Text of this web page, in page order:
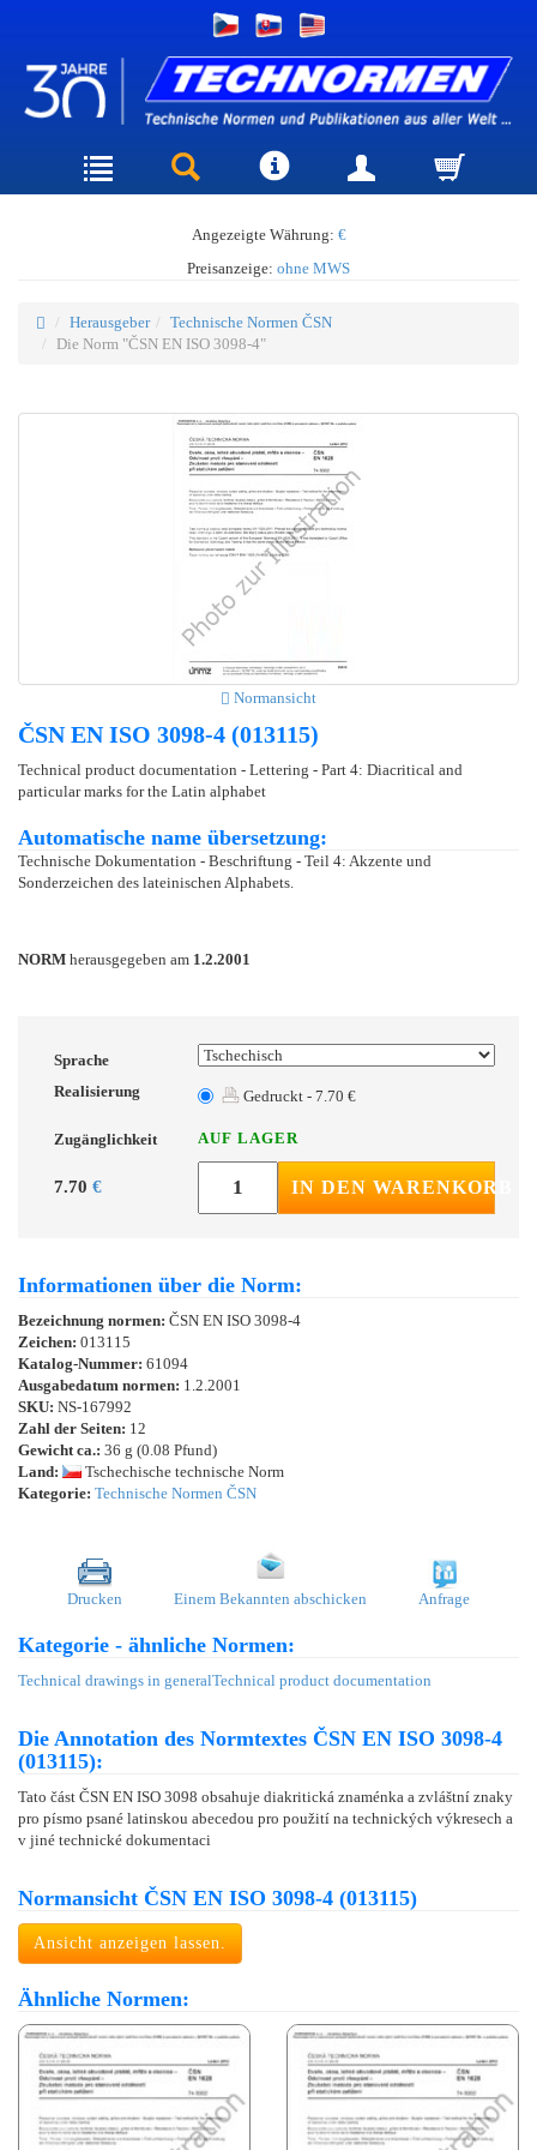
Angezeigte Währung: €
Preisanzeige: ohne MWS
Herausgeber
Technische Normen ČSN
Die Norm "ČSN EN ISO 3098-4"
Normansicht
ČSN EN ISO 3098-4 (013115)
Technical product documentation - Lettering - Part 4: Diacritical and
particular marks for the Latin alphabet
Automatische name übersetzung:
Technische Dokumentation - Beschriftung - Teil 4: Akzente und
Sonderzeichen des lateinischen Alphabets.
NORM herausgegeben am 1.2.2001
Sprache
Realisierung
Gedruckt - 7.70 €
Zugänglichkeit AUF LAGER
7.70 € IN DEN WARENKORB
Informationen über die Norm:
Bezeichnung normen: ČSN EN ISO 3098-4
Zeichen: 013115
Katalog-Nummer: 61094
Ausgabedatum normen: 1.2.2001
SKU: NS-167992
Zahl der Seiten: 12
Gewicht ca.: 36 g (0.08 Pfund)
Land:
Tschechische technische Norm
Kategorie: Technische Normen ČSN
Drucken Einem Bekannten abschicken Anfrage
Kategorie - ähnliche Normen:
Technical drawings in generalTechnical product documentation
Die Annotation des Normtextes ČSN EN ISO 3098-4
(013115):
Tato část ČSN EN ISO 3098 obsahuje diakritická znaménka a zvláštní znaky
pro písmo psané latinskou abecedou pro použití na technických výkresech a
v jiné technické dokumentaci
Normansicht ČSN EN ISO 3098-4 (013115)
Ansicht anzeigen lassen.
Ähnliche Normen: